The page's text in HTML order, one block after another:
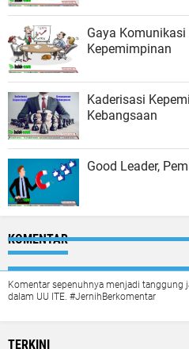
Gaya
Kepemimpinan
Kaderisasi
Kebangsaan
Good Leader,
KOMENTAR
Komentar sepenuhnya menjadi tanggung
dalam UU ITE. #JernihBerkomentar
TERKINI